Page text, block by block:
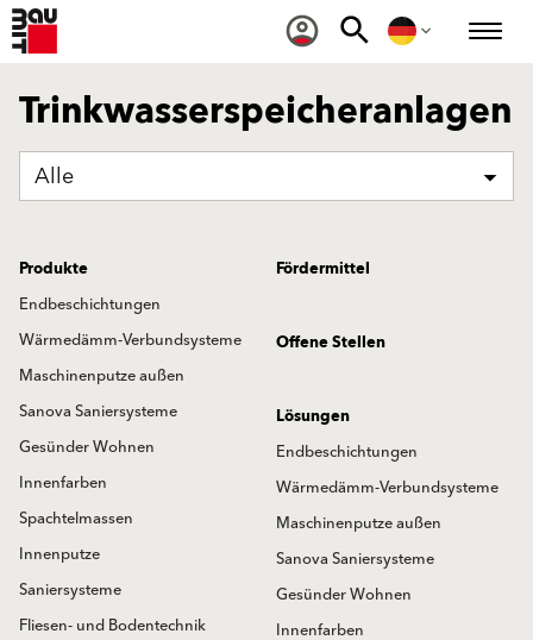
Trinkwasserspeicheranlagen
Alle
Produkte
Endbeschichtungen
Wärmedämm-Verbundsysteme
Maschinenputze außen
Sanova Saniersysteme
Gesünder Wohnen
Innenfarben
Spachtelmassen
Innenputze
Saniersysteme
Fliesen- und Bodentechnik
Fördermittel
Offene Stellen
Lösungen
Endbeschichtungen
Wärmedämm-Verbundsysteme
Maschinenputze außen
Sanova Saniersysteme
Gesünder Wohnen
Innenfarben